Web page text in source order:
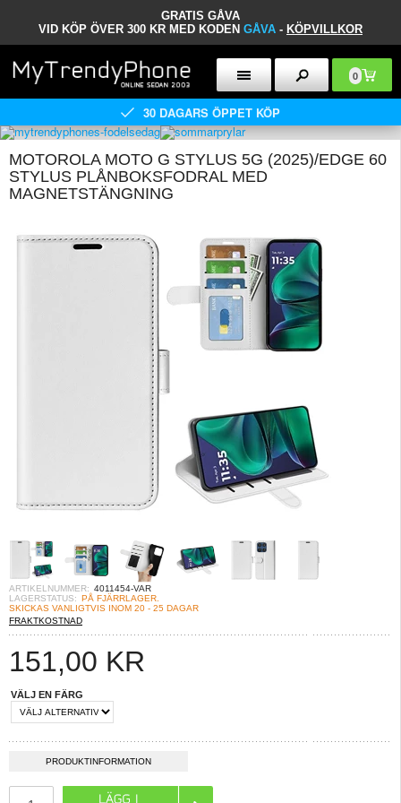
GRATIS GÅVA
VID KÖP ÖVER 300 KR MED KODEN GÅVA - KÖPVILLKOR
0
30 DAGARS ÖPPET KÖP
MOTOROLA MOTO G STYLUS 5G (2025)/EDGE 60
STYLUS PLÅNBOKSFODRAL MED
MAGNETSTÄNGNING
ARTIKELNUMMER: 4011454-VAR
LAGERSTATUS: PÅ FJÄRRLAGER.
SKICKAS VANLIGTVIS INOM 20 - 25 DAGAR
FRAKTKOSTNAD
151,00 KR
VÄLJ EN FÄRG
PRODUKTINFORMATION